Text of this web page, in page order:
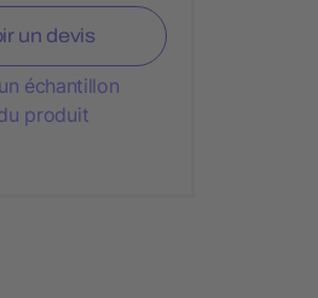
un devis
échantillon
produit